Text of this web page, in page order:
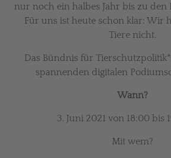
nur noch ein halbes Jahr bis zu den
Für uns ist heute schon klar: Wir
Tiere nicht.
Das Bündnis für
spannenden digitalen
Wann?
3. Juni 2021 von 18:00 bis
Mit wem?